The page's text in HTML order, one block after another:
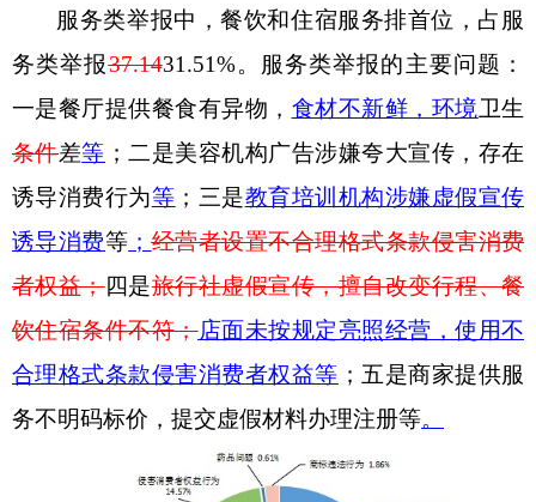
服务类举报中，餐饮和住宿服务排首位，占服
务类举报37.1431.51%。服务类举报的主要问题：
一是餐厅提供餐食有异物 ， 食材不新鲜， 环境卫生
条件差等 ；二是美容机构广告涉嫌夸大宣传，存在
诱导消费行为等 ； 三是教育培训机构涉嫌虚假宣传
诱导消费等 ；经营者设置不合理格式条款侵害消费
者权益；四是旅行社虚假宣传，擅自改变行程、餐
饮住宿条件不符；店面未按规定亮照经营，使用不
合理格式条款侵害消费者权益等 ；五是商家提供服
务不明码标价，提交虚假材料办理注册等。